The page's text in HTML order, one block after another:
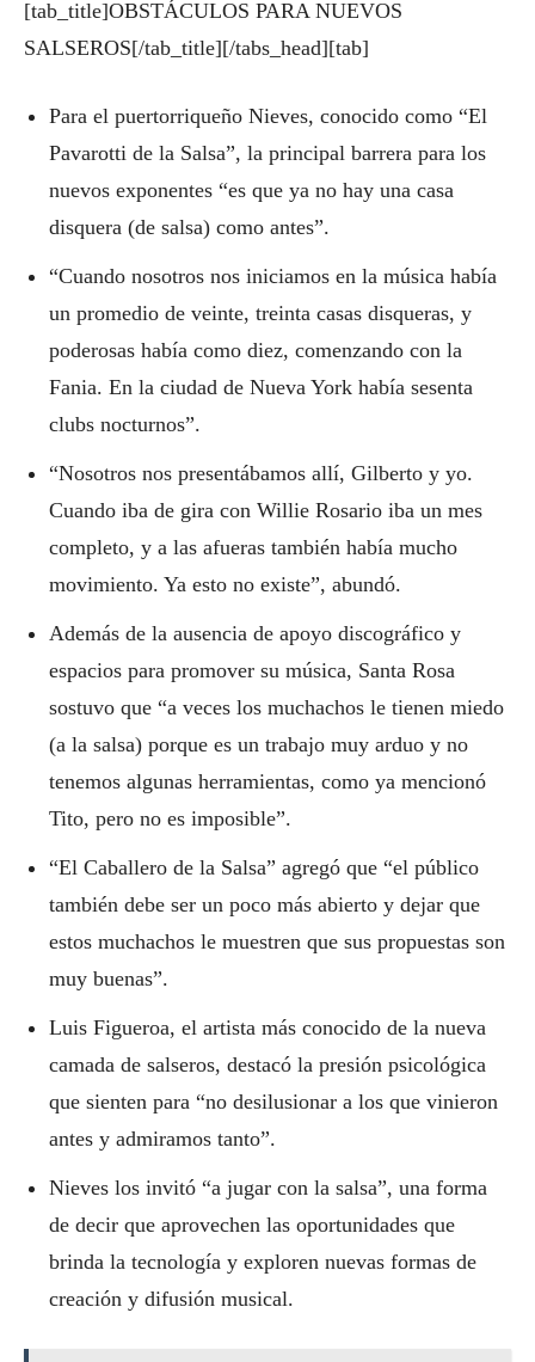
[tab_title]OBSTÁCULOS PARA NUEVOS
SALSEROS[/tab_title][/tabs_head][tab]
Para el puertorriqueño Nieves, conocido como “El
Pavarotti de la Salsa”, la principal barrera para los
nuevos exponentes “es que ya no hay una casa
disquera (de salsa) como antes”.
“Cuando nosotros nos iniciamos en la música había
un promedio de veinte, treinta casas disqueras, y
poderosas había como diez, comenzando con la
Fania. En la ciudad de Nueva York había sesenta
clubs nocturnos”.
“Nosotros nos presentábamos allí, Gilberto y yo.
Cuando iba de gira con Willie Rosario iba un mes
completo, y a las afueras también había mucho
movimiento. Ya esto no existe”, abundó.
Además de la ausencia de apoyo discográfico y
espacios para promover su música, Santa Rosa
sostuvo que “a veces los muchachos le tienen miedo
(a la salsa) porque es un trabajo muy arduo y no
tenemos algunas herramientas, como ya mencionó
Tito, pero no es imposible”.
“El Caballero de la Salsa” agregó que “el público
también debe ser un poco más abierto y dejar que
estos muchachos le muestren que sus propuestas son
muy buenas”.
Luis Figueroa, el artista más conocido de la nueva
camada de salseros, destacó la presión psicológica
que sienten para “no desilusionar a los que vinieron
antes y admiramos tanto”.
Nieves los invitó “a jugar con la salsa”, una forma
de decir que aprovechen las oportunidades que
brinda la tecnología y exploren nuevas formas de
creación y difusión musical.